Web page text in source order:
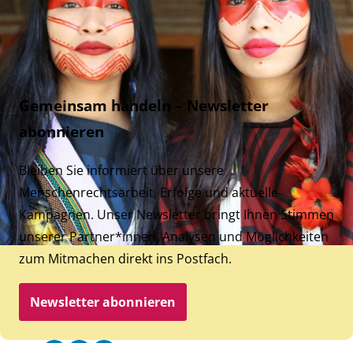
Gemeinsam handeln – Newsletter
abonnieren
Bleiben Sie informiert über unsere
Menschenrechtsarbeit, Erfolge und aktuelle
Kampagnen. Unser Newsletter bringt Ihnen Stimmen
unserer Partner*innen, Analysen und Möglichkeiten
zum Mitmachen direkt ins Postfach.
Newsletter abonnieren